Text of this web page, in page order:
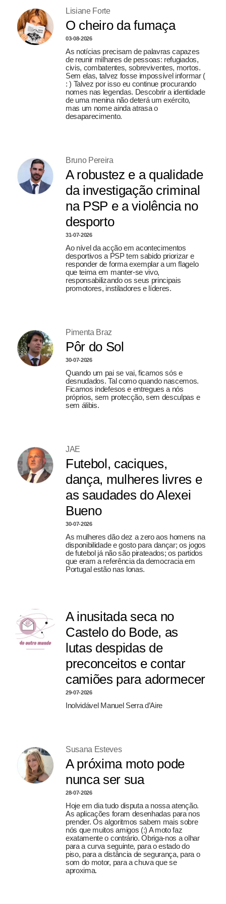
Lisiane Forte
O cheiro da fumaça
03-08-2026
As notícias precisam de palavras capazes
de reunir milhares de pessoas: refugiados,
civis, combatentes, sobreviventes, mortos.
Sem elas, talvez fosse impossível informar (
: ) Talvez por isso eu continue procurando
nomes nas legendas. Descobrir a identidade
de uma menina não deterá um exército,
mas um nome ainda atrasa o
desaparecimento.
Bruno Pereira
A robustez e a qualidade
da investigação criminal
na PSP e a violência no
desporto
31-07-2026
Ao nível da acção em acontecimentos
desportivos a PSP tem sabido priorizar e
responder de forma exemplar a um flagelo
que teima em manter-se vivo,
responsabilizando os seus principais
promotores, instiladores e líderes.
Pimenta Braz
Pôr do Sol
30-07-2026
Quando um pai se vai, ficamos sós e
desnudados. Tal como quando nascemos.
Ficamos indefesos e entregues a nós
próprios, sem protecção, sem desculpas e
sem álibis.
JAE
Futebol, caciques,
dança, mulheres livres e
as saudades do Alexei
Bueno
30-07-2026
As mulheres dão dez a zero aos homens na
disponibilidade e gosto para dançar; os jogos
de futebol já não são pirateados; os partidos
que eram a referência da democracia em
Portugal estão nas lonas.
A inusitada seca no
Castelo do Bode, as
lutas despidas de
preconceitos e contar
camiões para adormecer
29-07-2026
Inolvidável Manuel Serra d’Aire
Susana Esteves
A próxima moto pode
nunca ser sua
28-07-2026
Hoje em dia tudo disputa a nossa atenção.
As aplicações foram desenhadas para nos
prender. Os algoritmos sabem mais sobre
nós que muitos amigos (:) A moto faz
exatamente o contrário. Obriga-nos a olhar
para a curva seguinte, para o estado do
piso, para a distância de segurança, para o
som do motor, para a chuva que se
aproxima.